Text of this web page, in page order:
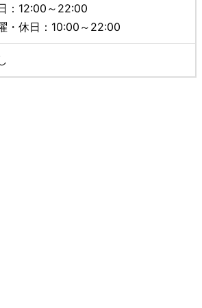
：12:00～22:00
・休日：10:00～22:00